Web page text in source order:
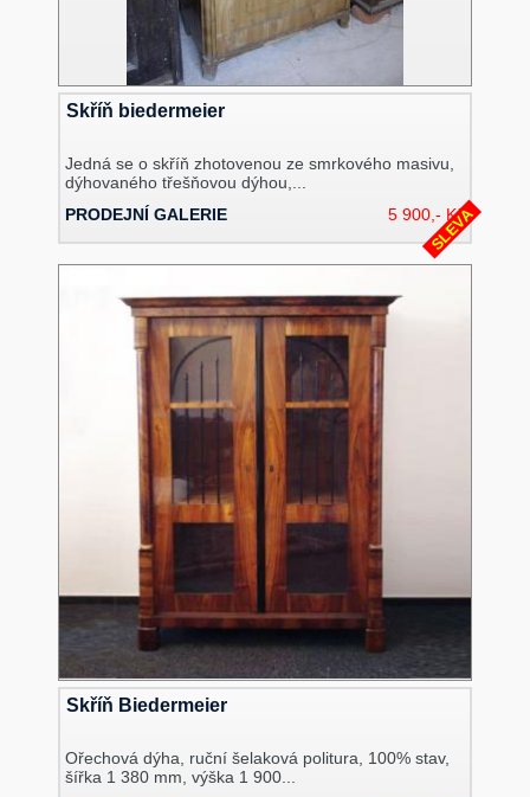
Skříň biedermeier
Jedná se o skříň zhotovenou ze smrkového masivu,
dýhovaného třešňovou dýhou,...
PRODEJNÍ GALERIE
SLEVA
5 900,- Kč
Skříň Biedermeier
Ořechová dýha, ruční šelaková politura, 100% stav,
šířka 1 380 mm, výška 1 900...